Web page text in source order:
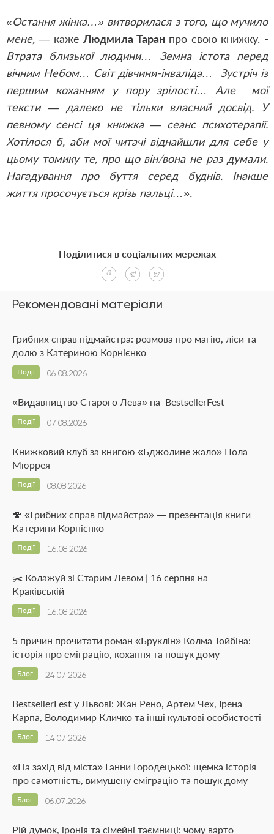
«Остання жінка…» витворилася з того, що мучило
мене, — каже Людмила Таран про свою книжку. -
Втрата близької людини… Земна істота перед
вічним Небом… Світ дівчини-інваліда… Зустріч із
першим коханням у пору зрілості… Але мої
тексти — далеко не тільки власний досвід. У
певному сенсі ця книжка — сеанс психотерапії.
Хотілося б, аби мої читачі віднайшли для себе у
цьому томику те, про що він/вона не раз думали.
Нагадування про буття серед буднів. Інакше
життя просочується крізь пальці…».
Рекомендовані матеріали
Грибних справ підмайстра: розмова про магію, ліси та
долю з Катериною Корнієнко
06.08.2026
Події
«Видавництво Старого Лева» на BestsellerFest
07.08.2026
Події
Книжковий клуб за книгою «Бджолине жало» Пола
Мюррея
08.08.2026
Події
🍄 «Грибних справ підмайстра» — презентація книги
Катерини Корнієнко
16.08.2026
Події
✂️ Колажуй зі Старим Левом | 16 серпня на
Краківській
16.08.2026
Події
5 причин прочитати роман «Бруклін» Колма Тойбіна:
історія про еміграцію, кохання та пошук дому
24.07.2026
Блог
BestsellerFest у Львові: Жан Рено, Артем Чех, Ірена
Карпа, Володимир Кличко та інші культові особистості
14.07.2026
Блог
«На захід від міста» Ганни Городецької: щемка історія
про самотність, вимушену еміграцію та пошук дому
06.07.2026
Блог
Рій думок, іронія та сімейні таємниці: чому варто
Поділитися в соціальних мережах